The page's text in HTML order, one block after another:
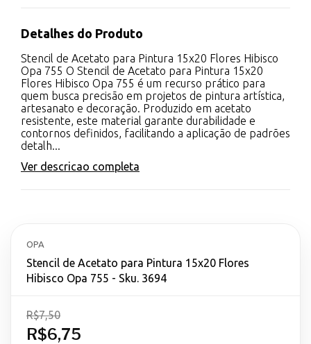
Detalhes do Produto
Stencil de Acetato para Pintura 15x20 Flores Hibisco
Opa 755 O Stencil de Acetato para Pintura 15x20
Flores Hibisco Opa 755 é um recurso prático para
quem busca precisão em projetos de pintura artística,
artesanato e decoração. Produzido em acetato
resistente, este material garante durabilidade e
contornos definidos, facilitando a aplicação de padrões
detalh...
Ver descricao completa
OPA
Stencil de Acetato para Pintura 15x20 Flores
Hibisco Opa 755 - Sku. 3694
R$6,75
R$7,50